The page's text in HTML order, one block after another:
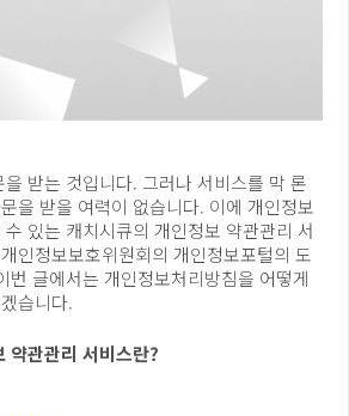
받는 것입니다. 그러나 서비스를 막 론
을 받을 여력이 없습니다. 이에 개인정보
있는 캐치시큐의 개인정보 약관관리 서
인정보보호위원회의 개인정보포털의 도
번 글에서는 개인정보처리방침을 어떻게
습니다.
약관관리 서비스란?